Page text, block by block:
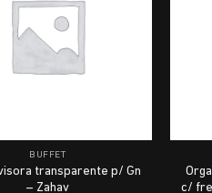
BUFFET
transparente p/ Gn
– Zahav
c/